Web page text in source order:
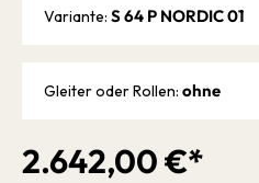
2.642,00 €*
Variante: S 64 P NORDIC 01
Gleiter oder Rollen: ohne